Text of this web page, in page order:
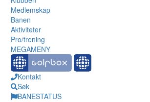
Medlemskap
Banen
Aktiviteter
Pro/trening
MEGAMENY
Kontakt
Søk
BANESTATUS